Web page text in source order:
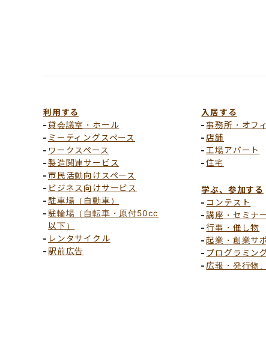
利用する
貸会議室・ホール
ミーティングスペース
ワークスペース
製造関連サービス
市民活動向けスペース
ビジネス向けサービス
駐車場（自動車）
駐輪場（自転車・原付50cc
以下）
レンタサイクル
駅前広告
入居する
事務所・オフ
店舗
工場アパート
住宅
学ぶ、参加する
コンテスト
講座・セミナー
行事・催し物
起業・創業サ
プログラミン
広報・発行物